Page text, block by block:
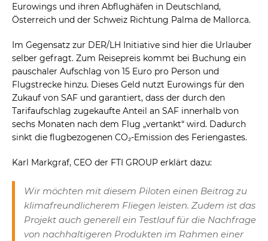
Eurowings und ihren Abflughäfen in Deutschland,
Österreich und der Schweiz Richtung Palma de Mallorca.
Im Gegensatz zur DER/LH Initiative sind hier die Urlauber
selber gefragt. Zum Reisepreis kommt bei Buchung ein
pauschaler Aufschlag von 15 Euro pro Person und
Flugstrecke hinzu. Dieses Geld nutzt Eurowings für den
Zukauf von SAF und garantiert, dass der durch den
Tarifaufschlag zugekaufte Anteil an SAF innerhalb von
sechs Monaten nach dem Flug „vertankt“ wird. Dadurch
sinkt die flugbezogenen CO₂-Emission des Feriengastes.
Karl Markgraf, CEO der FTI GROUP erklärt dazu:
Wir möchten mit diesem Piloten einen Beitrag zu
klimafreundlicherem Fliegen leisten. Zudem ist das
Projekt auch generell ein Testlauf für die Nachfrage
von nachhaltigeren Produkten im Rahmen einer